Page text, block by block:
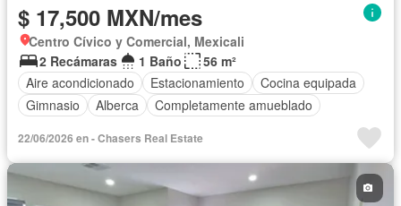
$ 17,500 MXN/mes
Centro Cívico y Comercial, Mexicali
2 Recámaras
1 Baño
56 m²
Aire acondicionado
Estacionamiento
Cocina equipada
Gimnasio
Alberca Completamente amueblado
22/06/2026 en - Chasers Real Estate